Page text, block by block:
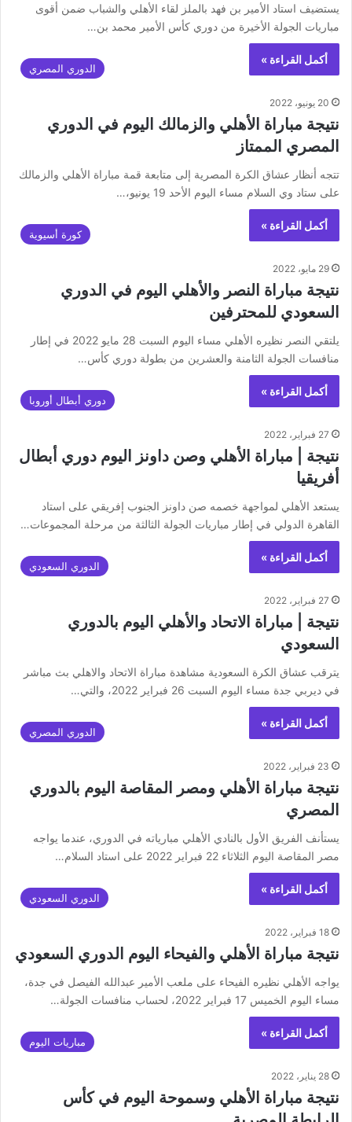
يستضيف استاد الأمير بن فهد بالملز لقاء الأهلي والشباب ضمن أقوى
مباريات الجولة الأخيرة من دوري كأس الأمير محمد بن…
أكمل القراءة »
الدوري المصري
20 يونيو، 2022
نتيجة مباراة الأهلي والزمالك اليوم في الدوري
المصري الممتاز
تتجه أنظار عشاق الكرة المصرية إلى متابعة قمة مباراة الأهلي والزمالك
على ستاد وي السلام مساء اليوم الأحد 19 يونيو،…
أكمل القراءة »
كورة أسيوية
29 مايو، 2022
نتيجة مباراة النصر والأهلي اليوم في الدوري
السعودي للمحترفين
يلتقي النصر نظيره الأهلي مساء اليوم السبت 28 مايو 2022 في إطار
منافسات الجولة الثامنة والعشرين من بطولة دوري كأس…
أكمل القراءة »
دوري أبطال أوروبا
27 فبراير، 2022
نتيجة | مباراة الأهلي وصن داونز اليوم دوري أبطال
أفريقيا
يستعد الأهلي لمواجهة خصمه صن داونز الجنوب إفريقي على استاد
القاهرة الدولي في إطار مباريات الجولة الثالثة من مرحلة المجموعات…
أكمل القراءة »
الدوري السعودي
27 فبراير، 2022
نتيجة | مباراة الاتحاد والأهلي اليوم بالدوري
السعودي
يترقب عشاق الكرة السعودية مشاهدة مباراة الاتحاد والاهلي بث مباشر
في ديربي جدة مساء اليوم السبت 26 فبراير 2022، والتي…
أكمل القراءة »
الدوري المصري
23 فبراير، 2022
نتيجة مباراة الأهلي ومصر المقاصة اليوم بالدوري
المصري
يستأنف الفريق الأول بالنادي الأهلي مبارياته في الدوري، عندما يواجه
مصر المقاصة اليوم الثلاثاء 22 فبراير 2022 على استاد السلام…
أكمل القراءة »
الدوري السعودي
18 فبراير، 2022
نتيجة مباراة الأهلي والفيحاء اليوم الدوري السعودي
يواجه الأهلي نظيره الفيحاء على ملعب الأمير عبدالله الفيصل في جدة،
مساء اليوم الخميس 17 فبراير 2022، لحساب منافسات الجولة…
أكمل القراءة »
مباريات اليوم
28 يناير، 2022
نتيجة مباراة الأهلي وسموحة اليوم في كأس